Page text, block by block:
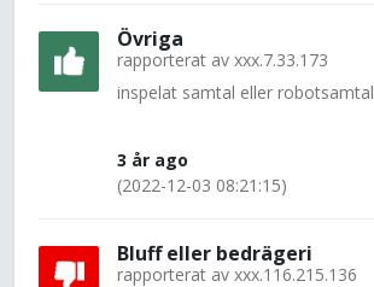
Övriga
rapporterat av xxx.7.33.173
inspelat samtal eller robotsamtal
3 år ago
(2022-12-03 08:21:15)
Bluff eller bedrägeri
rapporterat av xxx.116.215.136